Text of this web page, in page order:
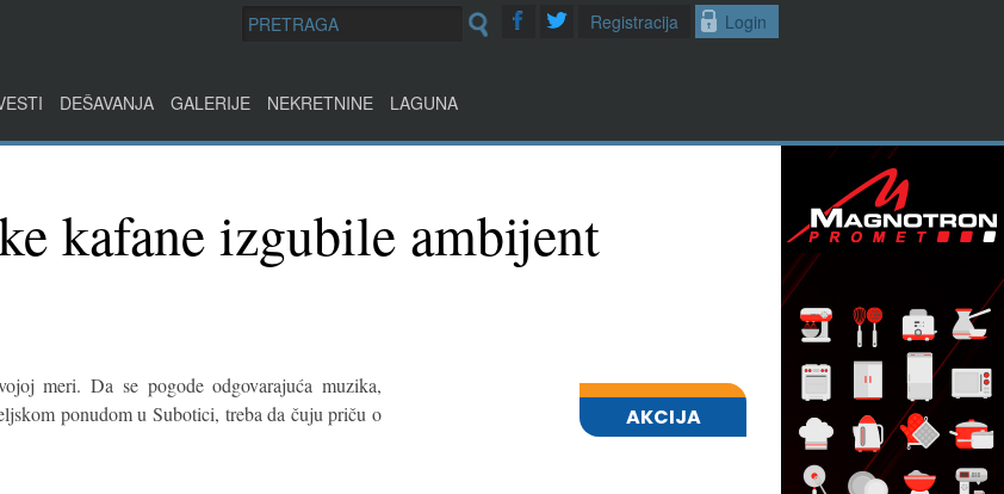
Login
Registracija
DEŠAVANJA GALERIJE NEKRETNINE LAGUNA
kafane izgubile ambijent
meri. Da se pogode odgovarajuća muzika,
ponudom u Subotici, treba da čuju priču o